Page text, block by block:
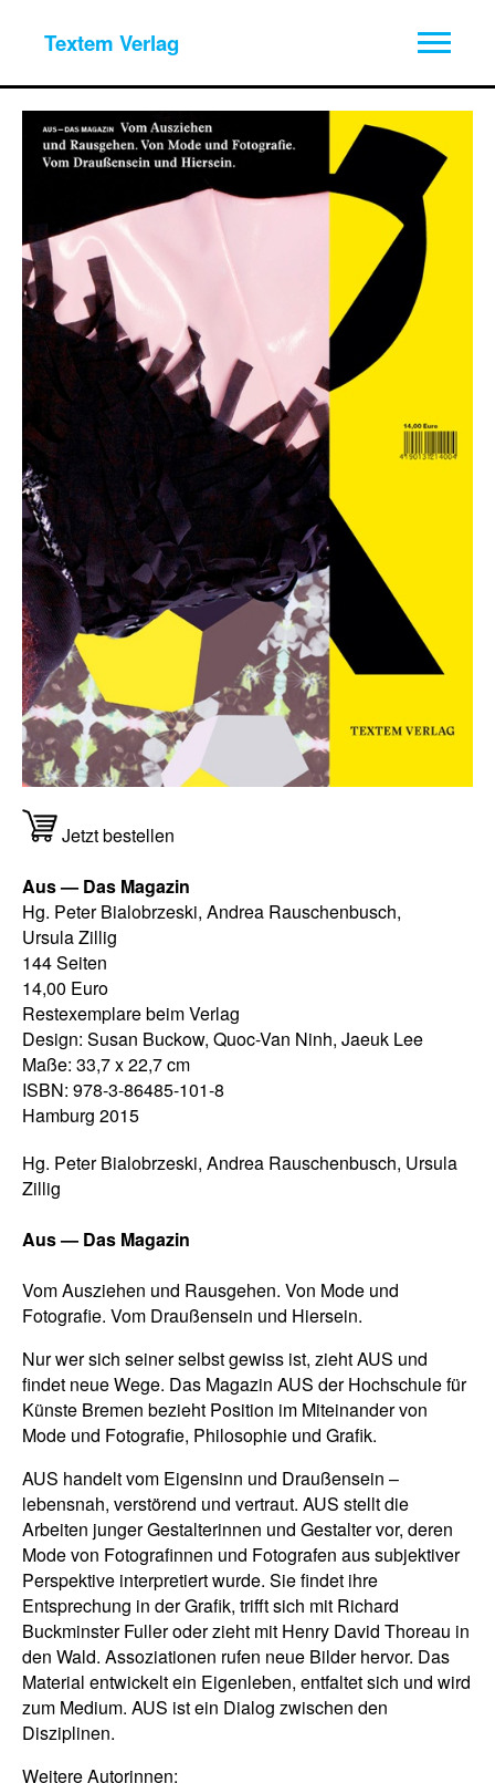
Textem Verlag
Hg. Peter Bialobrzeski, Andrea Rauschenbusch, Ursula
Zillig
Aus — Das Magazin
Vom Ausziehen und Rausgehen. Von Mode und
Fotografie. Vom Draußensein und Hiersein.
Nur wer sich seiner selbst gewiss ist, zieht AUS und
findet neue Wege. Das Magazin AUS der Hochschule für
Künste Bremen bezieht Position im Miteinander von
Mode und Fotografie, Philosophie und Grafik.
AUS handelt vom Eigensinn und Draußensein –
lebensnah, verstörend und vertraut. AUS stellt die
Arbeiten junger Gestalterinnen und Gestalter vor, deren
Mode von Fotografinnen und Fotografen aus subjektiver
Perspektive interpretiert wurde. Sie findet ihre
Entsprechung in der Grafik, trifft sich mit Richard
Buckminster Fuller oder zieht mit Henry David Thoreau in
den Wald. Assoziationen rufen neue Bilder hervor. Das
Material entwickelt ein Eigenleben, entfaltet sich und wird
zum Medium. AUS ist ein Dialog zwischen den
Disziplinen.
Weitere Autorinnen:
Jetzt bestellen
Aus — Das Magazin
Hg. Peter Bialobrzeski, Andrea Rauschenbusch,
Ursula Zillig
144 Seiten
14,00 Euro
Restexemplare beim Verlag
Design: Susan Buckow, Quoc-Van Ninh, Jaeuk Lee
Maße: 33,7 x 22,7 cm
ISBN: 978-3-86485-101-8
Hamburg 2015